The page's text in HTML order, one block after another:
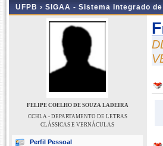
UFPB › SIGAA - Sistema Integrado
FELIPE COELHO DE SOUZA LADEIRA
CCHLA - DEPARTAMENTO DE LETRAS
CLÁSSICAS E VERNÁCULAS
Perfil Pessoal